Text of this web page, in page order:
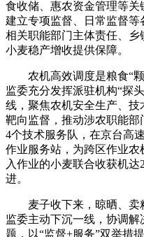
食收储、惠农资金管理等关
建立专项监督、日常监督
相关职能部门主体责任、乡
小麦稳产增收提供保障。
农机高效调度是粮食“颗
监委充分发挥派驻机构“探
线，聚焦农机安全生产、
靶向监督，推动涉农职能部
4个技术服务队，在京台高
作业服务站，为跨区作业
入作业的小麦联合收获机达
进。
麦子收下来，晾晒、卖
监委主动下沉一线，协调
题，以“监督+服务”双举措